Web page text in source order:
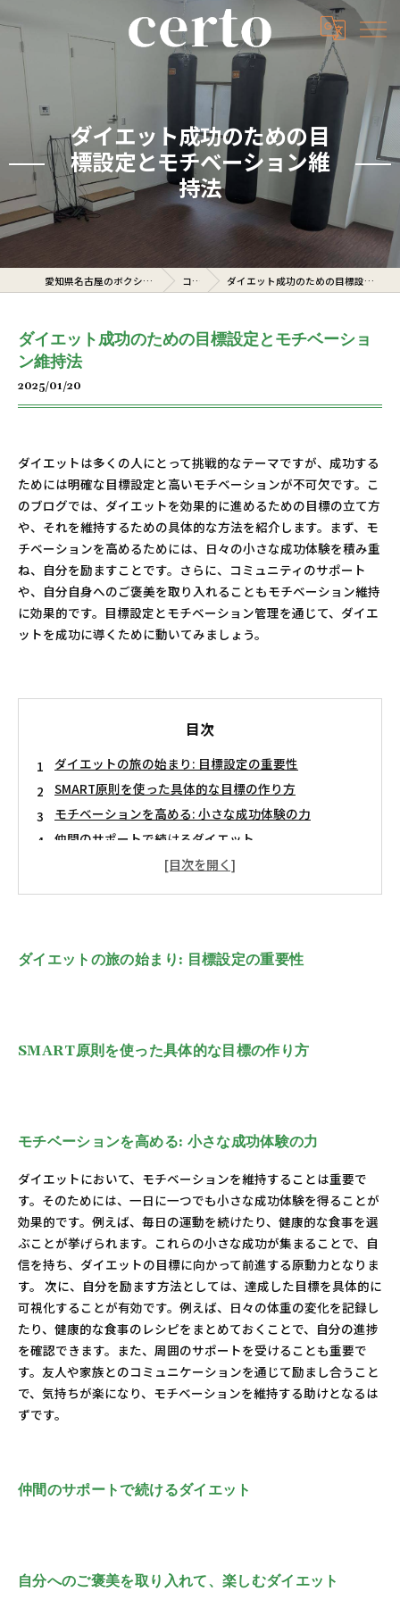
ダイエット成功のための目
標設定とモチベーション維
持法
愛知県名古屋のボクシングジムならcerto コラム ダイエット成功のための目標設定とモチベーション維持法
ダイエット成功のための目標設定とモチベーショ
ン維持法
2025/01/20
ダイエットは多くの人にとって挑戦的なテーマですが、成功する
ためには明確な目標設定と高いモチベーションが不可欠です。こ
のブログでは、ダイエットを効果的に進めるための目標の立て方
や、それを維持するための具体的な方法を紹介します。まず、モ
チベーションを高めるためには、日々の小さな成功体験を積み重
ね、自分を励ますことです。さらに、コミュニティのサポート
や、自分自身へのご褒美を取り入れることもモチベーション維持
に効果的です。目標設定とモチベーション管理を通じて、ダイエ
ットを成功に導くために動いてみましょう。
目次
ダイエットの旅の始まり: 目標設定の重要性
SMART原則を使った具体的な目標の作り方
モチベーションを高める: 小さな成功体験の力
仲間のサポートで続けるダイエット
自分へのご褒美を取り入れて、楽しむダイエット
ンの力
ダイエットの旅の始まり: 目標設定の重要性
SMART原則を使った具体的な目標の作り方
モチベーションを高める: 小さな成功体験の力
ダイエットにおいて、モチベーションを維持することは重要で
す。そのためには、一日に一つでも小さな成功体験を得ることが
効果的です。例えば、毎日の運動を続けたり、健康的な食事を選
ぶことが挙げられます。これらの小さな成功が集まることで、自
信を持ち、ダイエットの目標に向かって前進する原動力となりま
す。 次に、自分を励ます方法としては、達成した目標を具体的に
可視化することが有効です。例えば、日々の体重の変化を記録し
たり、健康的な食事のレシピをまとめておくことで、自分の進捗
を確認できます。また、周囲のサポートを受けることも重要で
す。友人や家族とのコミュニケーションを通じて励まし合うこと
で、気持ちが楽になり、モチベーションを維持する助けとなるは
ずです。
仲間のサポートで続けるダイエット
自分へのご褒美を取り入れて、楽しむダイエット